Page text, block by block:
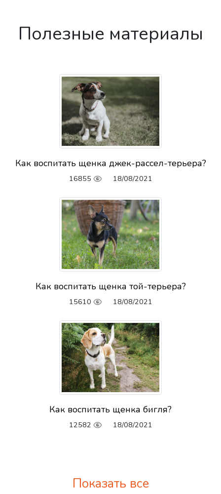
Полезные материалы
Как воспитать щенка джек-рассел-терьера?
16855 18/08/2021
Как воспитать щенка той-терьера?
15610 18/08/2021
Как воспитать щенка бигля?
12582 18/08/2021
Показать все